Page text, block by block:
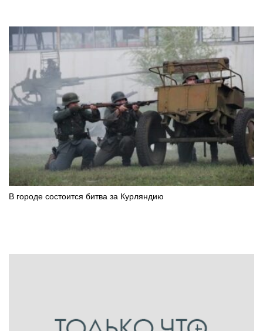
В городе состоится битва за Курляндию